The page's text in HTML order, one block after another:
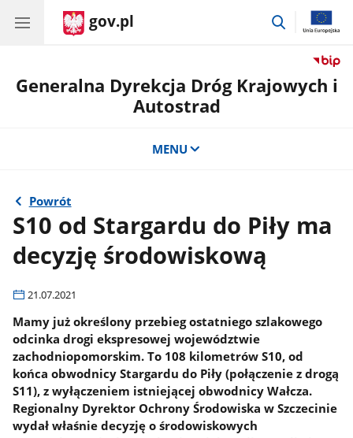
gov.pl
przejdź
Generalna Dyrekcja Dróg Krajowych i
Autostrad
MENU
Powrót
S10 od Stargardu do Piły ma
decyzję środowiskową
21.07.2021
Mamy już określony przebieg ostatniego szlakowego
odcinka drogi ekspresowej województwie
zachodniopomorskim. To 108 kilometrów S10, od
końca obwodnicy Stargardu do Piły (połączenie z drogą
S11), z wyłączeniem istniejącej obwodnicy Wałcza.
Regionalny Dyrektor Ochrony Środowiska w Szczecinie
wydał właśnie decyzję o środowiskowych